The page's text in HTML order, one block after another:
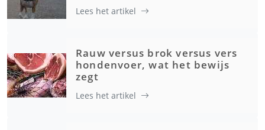
Lees het artikel
Rauw versus brok versus vers
hondenvoer, wat het bewijs
zegt
Lees het artikel